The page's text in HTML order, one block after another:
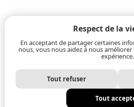
Respect de la
En acceptant de partager certaines
nous, vous nous aidez à nous
expérience.
Tout refuser
Tout